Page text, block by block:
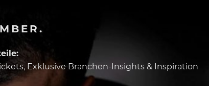
Exklusive Branchen-Insights & Inspiration